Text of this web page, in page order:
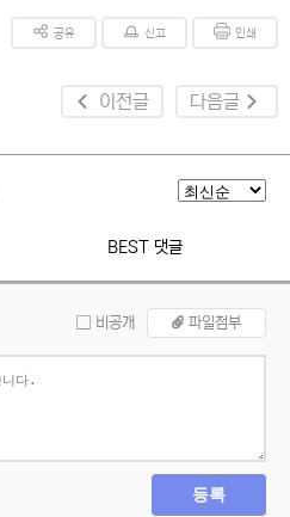
공유 신고 인쇄
이전글 다음글
BEST 댓글
비공개 파일첨부
등록